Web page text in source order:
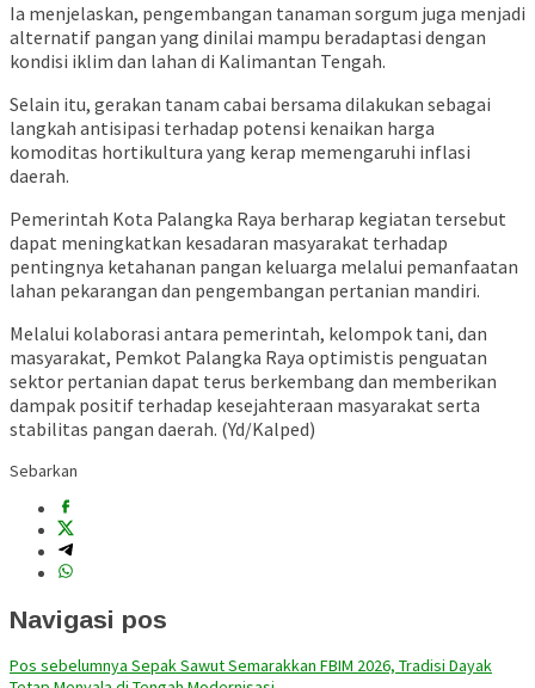
Ia menjelaskan, pengembangan tanaman sorgum juga menjadi
alternatif pangan yang dinilai mampu beradaptasi dengan
kondisi iklim dan lahan di Kalimantan Tengah.
Selain itu, gerakan tanam cabai bersama dilakukan sebagai
langkah antisipasi terhadap potensi kenaikan harga
komoditas hortikultura yang kerap memengaruhi inflasi
daerah.
Pemerintah Kota Palangka Raya berharap kegiatan tersebut
dapat meningkatkan kesadaran masyarakat terhadap
pentingnya ketahanan pangan keluarga melalui pemanfaatan
lahan pekarangan dan pengembangan pertanian mandiri.
Melalui kolaborasi antara pemerintah, kelompok tani, dan
masyarakat, Pemkot Palangka Raya optimistis penguatan
sektor pertanian dapat terus berkembang dan memberikan
dampak positif terhadap kesejahteraan masyarakat serta
stabilitas pangan daerah. (Yd/Kalped)
Sebarkan
Navigasi pos
Pos sebelumnya Sepak Sawut Semarakkan FBIM 2026, Tradisi Dayak